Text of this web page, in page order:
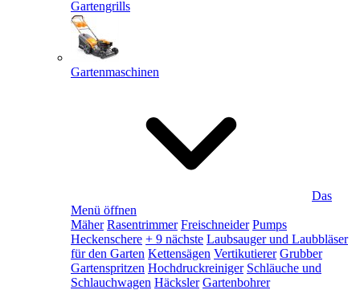
Gartengrills
Gartenmaschinen
Das
Menü öffnen
Mäher Rasentrimmer Freischneider Pumps
Heckenschere + 9 nächste Laubsauger und Laubbläser
für den Garten Kettensägen Vertikutierer Grubber
Gartenspritzen Hochdruckreiniger Schläuche und
Schlauchwagen Häcksler Gartenbohrer